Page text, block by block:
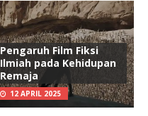
Pengaruh Film Fiksi
Ilmiah pada Kehidupan
Remaja
12 APRIL 2025